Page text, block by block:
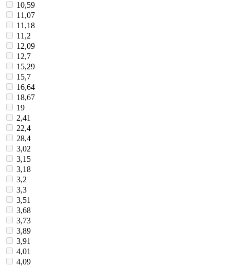
10,59
11,07
11,18
11,2
12,09
12,7
15,29
15,7
16,64
18,67
19
2,41
22,4
28,4
3,02
3,15
3,18
3,2
3,3
3,51
3,68
3,73
3,89
3,91
4,01
4,09